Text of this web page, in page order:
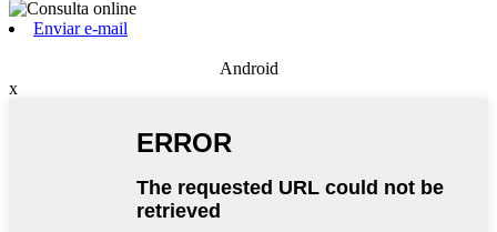
Enviar e-mail
Android
x